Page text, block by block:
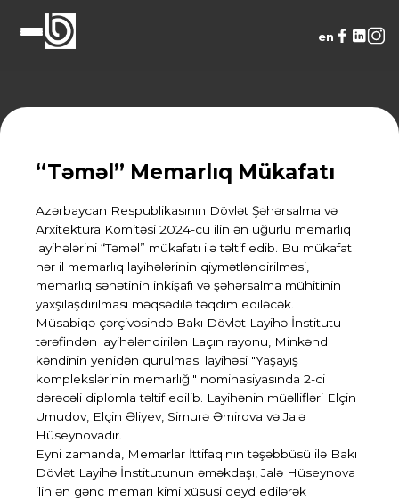
en
“Təməl” Memarlıq Mükafatı
Azərbaycan Respublikasının Dövlət Şəhərsalma və
Arxitektura Komitəsi 2024-cü ilin ən uğurlu memarlıq
layihələrini “Təməl” mükafatı ilə təltif edib. Bu mükafat
hər il memarlıq layihələrinin qiymətləndirilməsi,
memarlıq sənətinin inkişafı və şəhərsalma mühitinin
yaxşılaşdırılması məqsədilə təqdim ediləcək.
Müsabiqə çərçivəsində Bakı Dövlət Layihə İnstitutu
tərəfindən layihələndirilən Laçın rayonu, Minkənd
kəndinin yenidən qurulması layihəsi "Yaşayış
komplekslərinin memarlığı" nominasiyasında 2-ci
dərəcəli diplomla təltif edilib. Layihənin müəllifləri Elçin
Umudov, Elçin Əliyev, Simurə Əmirova və Jalə
Hüseynovadır.
Eyni zamanda, Memarlar İttifaqının təşəbbüsü ilə Bakı
Dövlət Layihə İnstitutunun əməkdaşı, Jalə Hüseynova
ilin ən gənc memarı kimi xüsusi qeyd edilərək